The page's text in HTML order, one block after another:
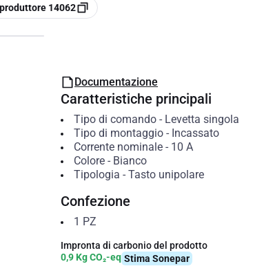
14062
Documentazione
Caratteristiche principali
Tipo di comando- Levetta singola
Tipo di montaggio- Incassato
Corrente nominale- 10 A
Colore- Bianco
Tipologia - Tasto unipolare
Confezione
1 PZ
Impronta di carbonio del prodotto
0,9 Kg CO₂-eq Stima Sonepar